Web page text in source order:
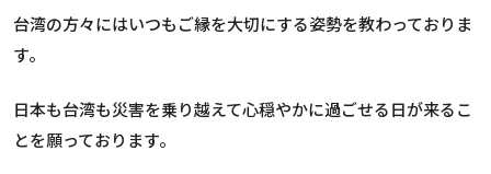
台湾の方々にはいつもご縁を大切にする姿勢を教わっておりま
す。
日本も台湾も災害を乗り越えて心穏やかに過ごせる日が来るこ
とを願っております。